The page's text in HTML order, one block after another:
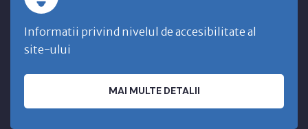
Informatii privind nivelul de accesibilitate al
site-ului
MAI MULTE DETALII